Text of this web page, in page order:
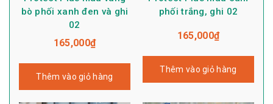
bò phối xanh đen và ghi
02
165,000₫
Thêm vào giỏ hàng
phối trắng, ghi 02
165,000₫
Thêm vào giỏ hàng